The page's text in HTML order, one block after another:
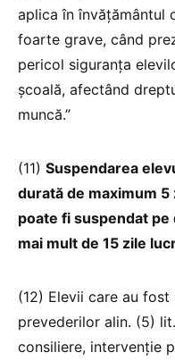
aplica în învățământul
foarte grave, când
pericol siguranța
școală, afectând
muncă.”
(11) Suspendarea
durată de maximum
poate fi suspendat
mai mult de 15 zile
(12) Elevii care au
prevederilor alin. (5)
consiliere, intervenție